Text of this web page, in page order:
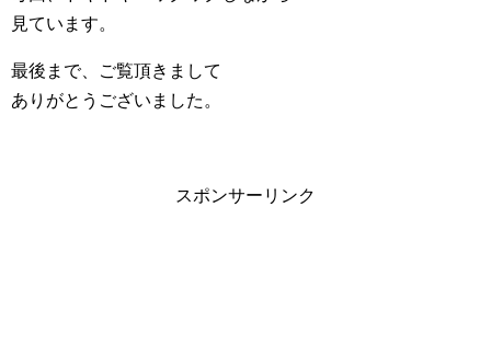
見ています。
最後まで、ご覧頂きまして
ありがとうございました。
スポンサーリンク